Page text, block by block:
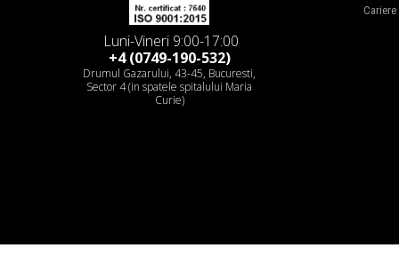
Luni-Vineri 9:00-17:00
+4 (0749-190-532)
Drumul Gazarului, 43-45, Bucuresti,
Sector 4 (in spatele spitalului Maria
Curie)
Cariere